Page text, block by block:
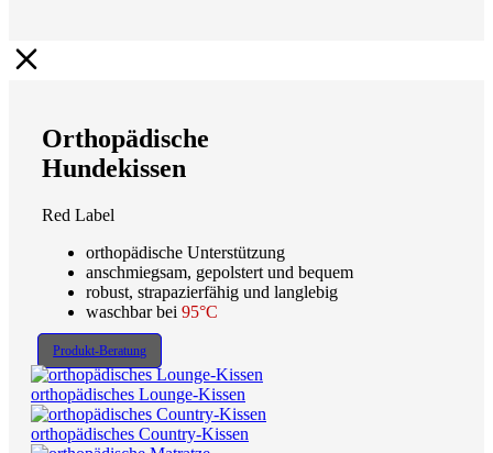
Orthopädische
Hundekissen
Red Label
orthopädische Unterstützung
anschmiegsam, gepolstert und bequem
robust, strapazierfähig und langlebig
waschbar bei 95°C
Produkt-Beratung
orthopädisches Lounge-Kissen
orthopädisches Country-Kissen